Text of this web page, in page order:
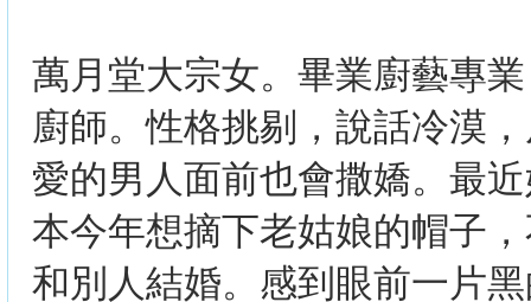
萬月堂大宗女。畢業廚藝專
廚師。性格挑剔，說話冷漠
愛的男人面前也會撒嬌。最
本今年想摘下老姑娘的帽子
和別人結婚。感到眼前一片